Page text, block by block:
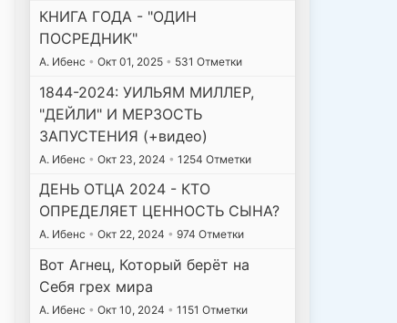
КНИГА ГОДА - "ОДИН
ПОСРЕДНИК"
А. Ибенс • Окт 01, 2025 • 531 Отметки
1844-2024: УИЛЬЯМ МИЛЛЕР,
"ДЕЙЛИ" И МЕРЗОСТЬ
ЗАПУСТЕНИЯ (+видео)
А. Ибенс • Окт 23, 2024 • 1254 Отметки
ДЕНЬ ОТЦА 2024 - КТО
ОПРЕДЕЛЯЕТ ЦЕННОСТЬ СЫНА?
А. Ибенс • Окт 22, 2024 • 974 Отметки
Вот Агнец, Который берёт на
Себя грех мира
А. Ибенс • Окт 10, 2024 • 1151 Отметки